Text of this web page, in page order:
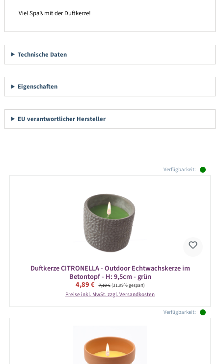
Viel Spaß mit der Duftkerze!
Technische Daten
Eigenschaften
EU verantwortlicher Hersteller
Verfügbarkeit:
Duftkerze CITRONELLA - Outdoor Echtwachskerze im
Betontopf - H: 9,5cm - grün
Verkaufspreis:
4,89 € Regulärer Preis:
7,19 €(31.99% gespart)
Preise inkl. MwSt. zzgl. Versandkosten
Verfügbarkeit: